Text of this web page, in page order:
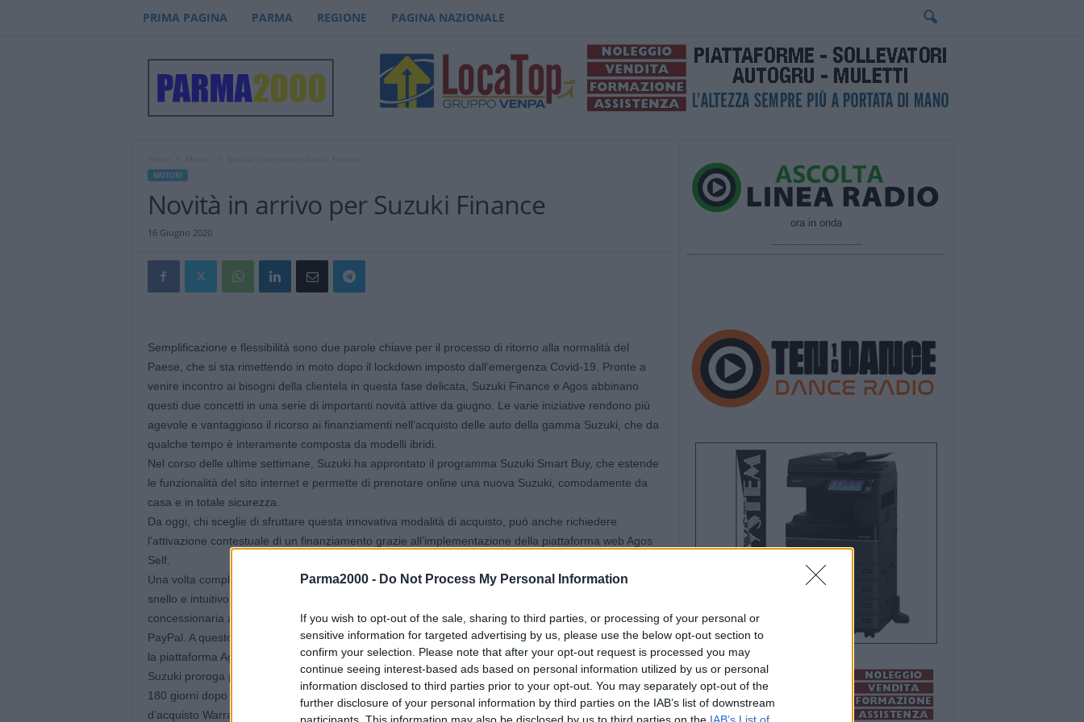
Parma2000 - Do Not Process My Personal Information
If you wish to opt-out of the sale, sharing to third parties, or processing of your personal or
sensitive information for targeted advertising by us, please use the below opt-out section to
confirm your selection. Please note that after your opt-out request is processed you may
continue seeing interest-based ads based on personal information utilized by us or personal
information disclosed to third parties prior to your opt-out. You may separately opt-out of the
further disclosure of your personal information by third parties on the IAB’s list of downstream
participants. This information may also be disclosed by us to third parties on the IAB’s List of
PRIMA PAGINA PARMA REGIONE PAGINA NAZIONALE
MOTORI
Novità in arrivo per Suzuki Finance
16 Giugno 2020
Semplificazione e flessibilità sono due parole chiave per il processo di ritorno alla normalità del
Paese, che si sta rimettendo in moto dopo il lockdown imposto dall’emergenza Covid-19. Pronte a
venire incontro ai bisogni della clientela in questa fase delicata, Suzuki Finance e Agos abbinano
questi due concetti in una serie di importanti novità attive da giugno. Le varie iniziative rendono più
agevole e vantaggioso il ricorso ai finanziamenti nell’acquisto delle auto della gamma Suzuki, che da
qualche tempo è interamente composta da modelli ibridi.
Nel corso delle ultime settimane, Suzuki ha approntato il programma Suzuki Smart Buy, che estende
le funzionalità del sito internet e permette di prenotare online una nuova Suzuki, comodamente da
casa e in totale sicurezza.
Da oggi, chi sceglie di sfruttare questa innovativa modalità di acquisto, può anche richiedere
l’attivazione contestuale di un finanziamento grazie all’implementazione della piattaforma web Agos
Self.
Una volta completata la registrazione sul sito www.suzuki.it , tutta la procedura si completa in modo
snello e intuitivo. Dopo l’accesso al web store, il Cliente seleziona il modello desiderato, individua la
concessionaria a Lui più comoda e completa la prenotazione versando un acconto di 500€ con
PayPal. A questo punto, se è interessato ad acquistare la vettura con un finanziamento, può utilizzare
la piattaforma Agos Self per il caricamento della pratica attraverso una facile procedura guidata.
Suzuki proroga per tutto il mese di giugno l’iniziativa che permette ai Clienti di versare la prima rata
180 giorni dopo la firma del contratto per chi sottoscrive il finanziamento Agos con le formule
d’acquisto Warranty e NoProblem. Posticipare l’inizio dei pagamenti non comporta altre modifiche ai
ora in onda